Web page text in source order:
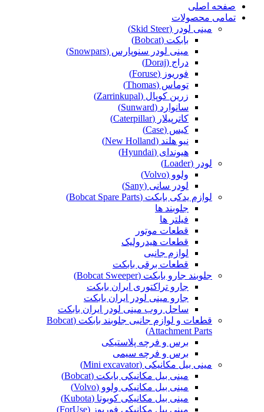
صفحه اصلی
تمامی محصولات
مینی لودر (Skid Steer)
بابکت (Bobcat)
مینی لودر سنوپارس (Snowpars)
دراج (Doraj)
فوریوز (Foruse)
توماس (Thomas)
زرین کوپال (Zarrinkupal)
سانوارد (Sunward)
کاترپیلار (Caterpillar)
کیس (Case)
نیو هلند (New Holland)
هیوندای (Hyundai)
لودر (Loader)
ولوو (Volvo)
لودر سانی (Sany)
لوازم یدکی بابکت (Bobcat Spare Parts)
جلوبند ها
فیلتر ها
قطعات موتور
قطعات هیدرولیک
لوازم جانبی
قطعات برقی بابکت
جلوبند جارو بابکت (Bobcat Sweeper)
جارو تراکتوری ایران بابکت
جارو مینی لودر ایران بابکت
ساحل روب مینی لودر ایران بابکت
قطعات و لوازم جانبی جلوبند بابکت (Bobcat
Attachment Parts)
برس و فرچه پلاستیکی
برس و فرچه سیمی
مینی بیل مکانیکی (Mini excavator)
مینی بیل مکانیکی بابکت (Bobcat)
مینی بیل مکانیکی ولوو (Volvo)
مینی بیل مکانیکی کوبوتا (Kubota)
مینی بیل مکانیکی فوریوز (ForUse)